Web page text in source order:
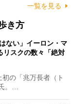
一覧を見る
き方
ない」イーロン・マ
リスクの数々「絶対
の「兆万長者（ト
。…